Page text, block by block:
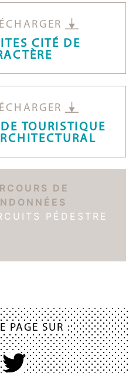
CITÉ DE
TOURISTIQUE
DE
PÉDESTRE
PAGE SUR :